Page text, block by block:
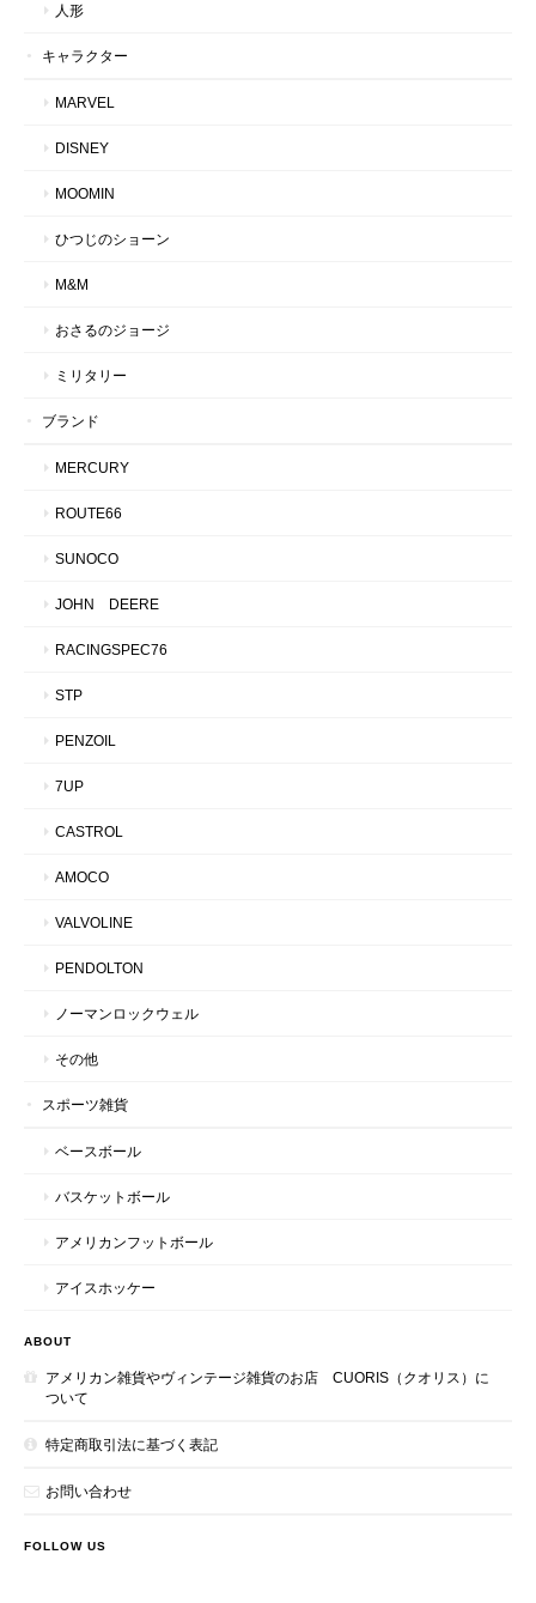
人形
キャラクター
MARVEL
DISNEY
MOOMIN
ひつじのショーン
M&M
おさるのジョージ
ミリタリー
ブランド
MERCURY
ROUTE66
SUNOCO
JOHN DEERE
RACINGSPEC76
STP
PENZOIL
7UP
CASTROL
AMOCO
VALVOLINE
PENDOLTON
ノーマンロックウェル
その他
スポーツ雑貨
ベースボール
バスケットボール
アメリカンフットボール
アイスホッケー
ABOUT
アメリカン雑貨やヴィンテージ雑貨のお店 CUORIS（クオリス）に
ついて
特定商取引法に基づく表記
お問い合わせ
FOLLOW US